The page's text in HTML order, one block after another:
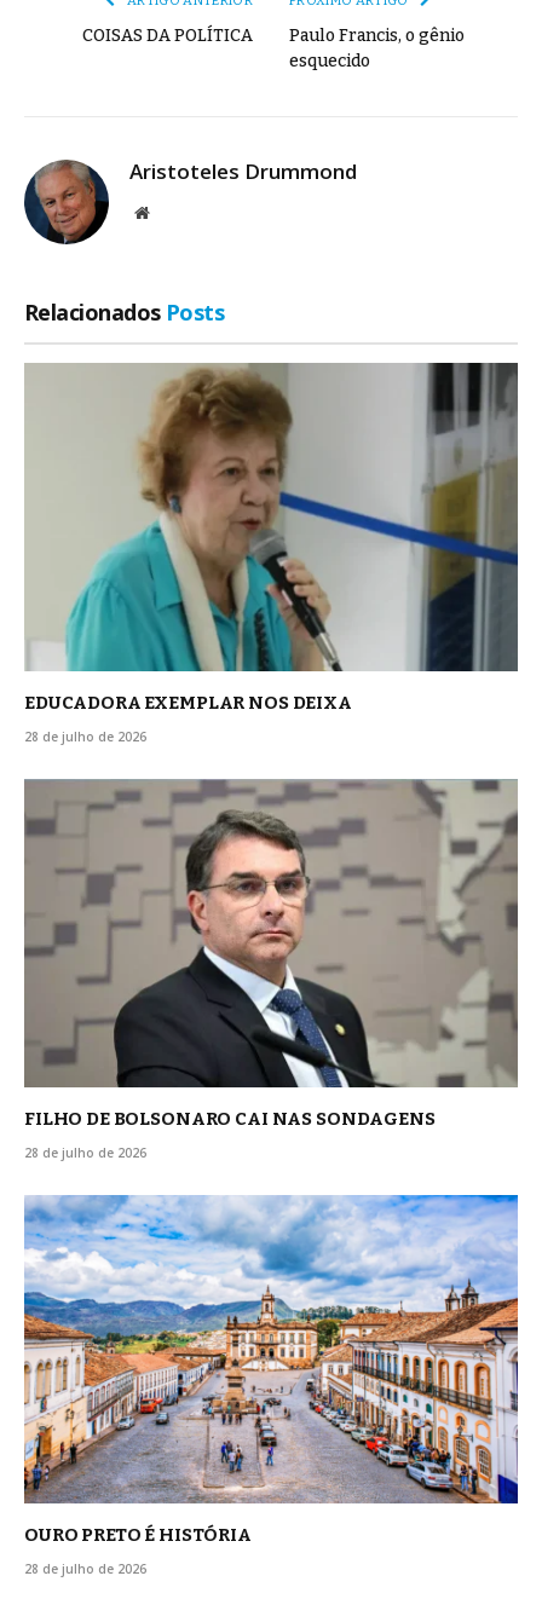
COISAS DA POLÍTICA
Paulo Francis, o gênio
esquecido
Aristoteles Drummond
Site
Relacionados Posts
EDUCADORA EXEMPLAR NOS DEIXA
28 de julho de 2026
FILHO DE BOLSONARO CAI NAS SONDAGENS
28 de julho de 2026
OURO PRETO É HISTÓRIA
28 de julho de 2026